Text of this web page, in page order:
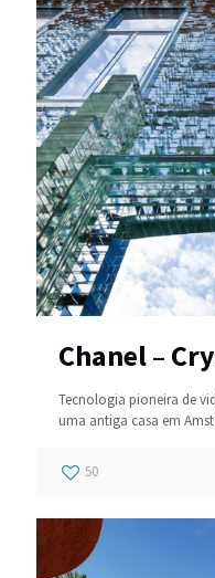
Chanel –
Tecnologia pioneira de
uma antiga casa em
50